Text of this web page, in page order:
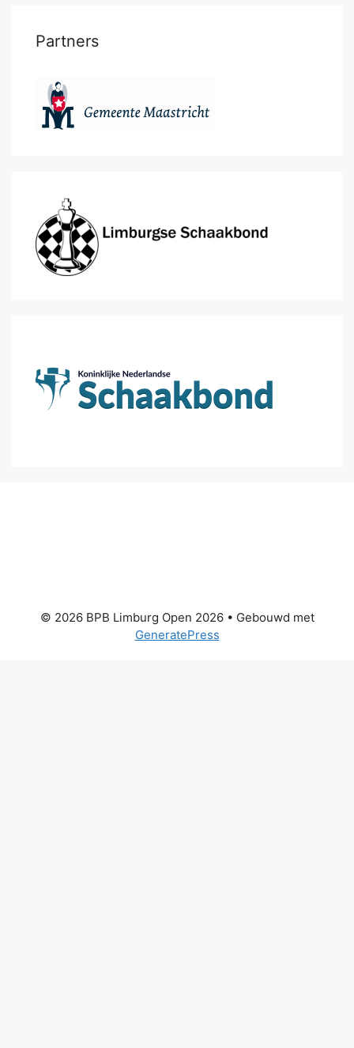
Partners
© 2026 BPB Limburg Open 2026• Gebouwd met
GeneratePress